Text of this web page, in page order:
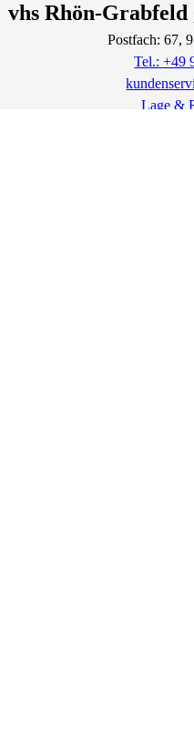
vhs Rhön-
Postfach: 67,
Tel.: +49
Lage &